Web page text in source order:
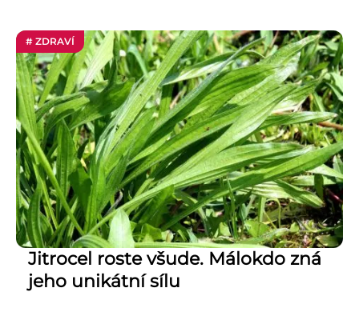
# ZDRAVÍ
Jitrocel roste všude. Málokdo zná
jeho unikátní sílu